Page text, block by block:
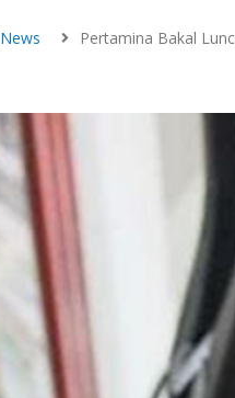
News Pertamina Bakal